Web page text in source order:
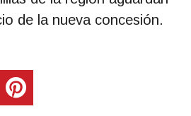
de la nueva concesión.